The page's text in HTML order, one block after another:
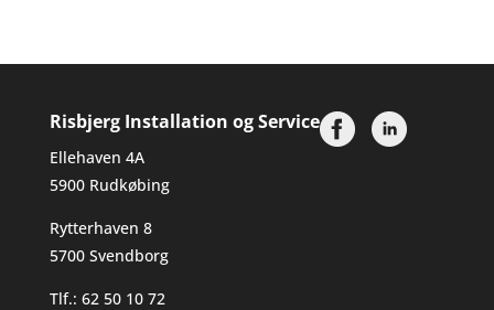
Risbjerg Installation og Service
Ellehaven 4A
5900 Rudkøbing
Rytterhaven 8
5700 Svendborg
Tlf.: 62 50 10 72